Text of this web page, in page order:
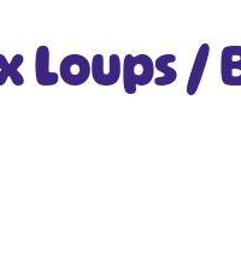
Loups /